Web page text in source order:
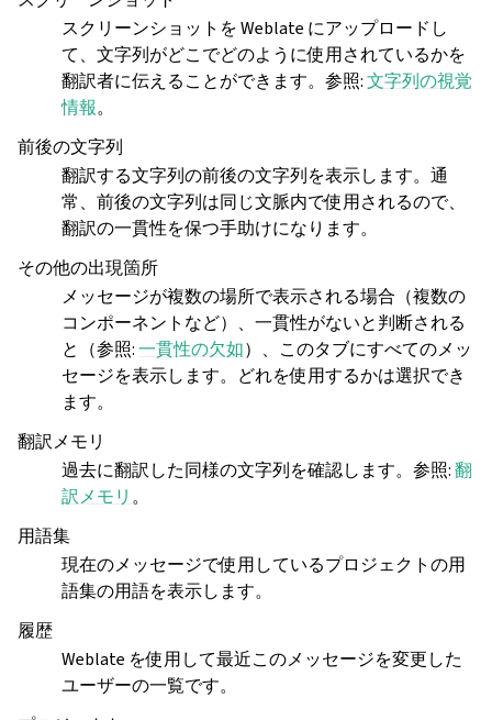
スクリーンショットを Weblate にアップロードし
て、文字列がどこでどのように使用されているかを
翻訳者に伝えることができます。参照:文字列の視覚
情報。
前後の文字列
翻訳する文字列の前後の文字列を表示します。通
常、前後の文字列は同じ文脈内で使用されるので、
翻訳の一貫性を保つ手助けになります。
その他の出現箇所
メッセージが複数の場所で表示される場合（複数の
コンポーネントなど）、一貫性がないと判断される
と（参照:一貫性の欠如）、このタブにすべてのメッ
セージを表示します。どれを使用するかは選択でき
ます。
翻訳メモリ
過去に翻訳した同様の文字列を確認します。参照:翻
訳メモリ 。
用語集
現在のメッセージで使用しているプロジェクトの用
語集の用語を表示します。
履歴
Weblate を使用して最近このメッセージを変更した
ユーザーの一覧です。